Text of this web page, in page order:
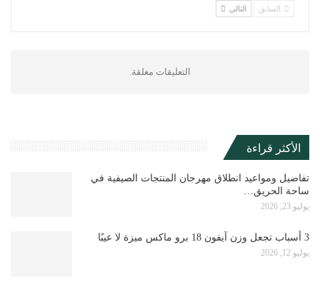
السابق التالي
التعليقات مغلقة.
الأكثر قراءة
تفاصيل ومواعيد انطلاق مهرجان المنتجات الصيفية في
ساحة الحريق…
يوليو 23, 2026
3 أسباب تجعل وزن آيفون 18 برو ماكس ميزة لا عيبًا
يوليو 12, 2026